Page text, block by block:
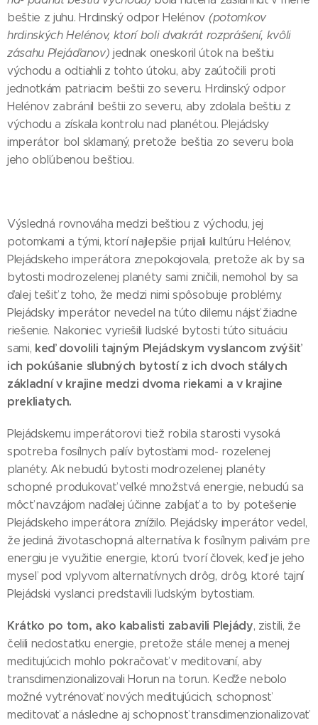
beštie z juhu. Hrdinský odpor Helénov (potomkov
hrdinských Helénov, ktorí boli dvakrát rozprášení, kvôli
zásahu Plejáďanov) jednak oneskoril útok na beštiu
východu a odtiahli z tohto útoku, aby zaútočili proti
jednotkám patriacim beštii zo severu. Hrdinský odpor
Helénov zabránil beštii zo severu, aby zdolala beštiu z
východu a získala kontrolu nad planétou. Plejádsky
imperátor bol sklamaný, pretože beštia zo severu bola
jeho obľúbenou beštiou.
Výsledná rovnováha medzi beštiou z východu, jej
potomkami a tými, ktorí najlepšie prijali kultúru Helénov,
Plejádskeho imperátora znepokojovala, pretože ak by sa
bytosti modrozelenej planéty sami zničili, nemohol by sa
ďalej tešiť z toho, že medzi nimi spôsobuje problémy.
Plejádsky imperátor nevedel na túto dilemu nájsť žiadne
riešenie. Nakoniec vyriešili ľudské bytosti túto situáciu
sami, keď dovolili tajným Plejádskym vyslancom zvýšiť
ich pokúšanie sľubných bytostí z ich dvoch stálych
základní v krajine medzi dvoma riekami a v krajine
prekliatych.
Plejádskemu imperátorovi tiež robila starosti vysoká
spotreba fosílnych palív bytosťami mod- rozelenej
planéty. Ak nebudú bytosti modrozelenej planéty
schopné produkovať veľké množstvá energie, nebudú sa
môcť navzájom naďalej účinne zabíjať a to by potešenie
Plejádskeho imperátora znížilo. Plejádsky imperátor vedel,
že jediná životaschopná alternatíva k fosílnym palivám pre
energiu je využitie energie, ktorú tvorí človek, keď je jeho
myseľ pod vplyvom alternatívnych drôg, drôg, ktoré tajní
Plejádski vyslanci predstavili ľudským bytostiam.
Krátko po tom, ako kabalisti zabavili Plejády, zistili, že
čelili nedostatku energie, pretože stále menej a menej
meditujúcich mohlo pokračovať v meditovaní, aby
transdimenzionalizovali Horun na torun. Keďže nebolo
možné vytrénovať nových meditujúcich, schopnosť
meditovať a následne aj schopnosť transdimenzionalizovať